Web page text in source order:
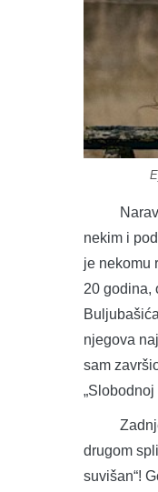
Naravno
nekim i
je nekomu
20 godina,
njegova
sam
Zadnje
drugom
suvišan“!